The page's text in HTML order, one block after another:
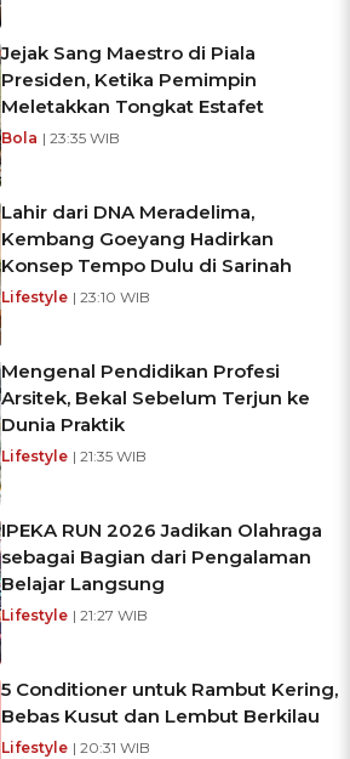
Jejak Sang Maestro di Piala
Presiden, Ketika Pemimpin
Meletakkan Tongkat Estafet
Bola | 23:35 WIB
Lahir dari DNA Meradelima,
Kembang Goeyang Hadirkan
Konsep Tempo Dulu di Sarinah
Lifestyle | 23:10 WIB
Mengenal Pendidikan Profesi
Arsitek, Bekal Sebelum Terjun ke
Dunia Praktik
Lifestyle | 21:35 WIB
IPEKA RUN 2026 Jadikan Olahraga
sebagai Bagian dari Pengalaman
Belajar Langsung
Lifestyle | 21:27 WIB
5 Conditioner untuk Rambut Kering,
Bebas Kusut dan Lembut Berkilau
Lifestyle | 20:31 WIB